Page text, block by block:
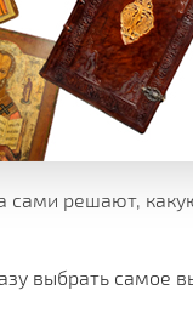
сами решают,
выбрать самое